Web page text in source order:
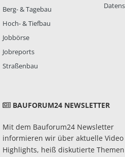
Berg- & Tagebau
Hoch- & Tiefbau
Jobbörse
Jobreports
Straßenbau
BAUFORUM24 NEWSLETTER
Mit dem Bauforum24 Newsletter
informieren wir über aktuelle Video
Highlights, heiß diskutierte